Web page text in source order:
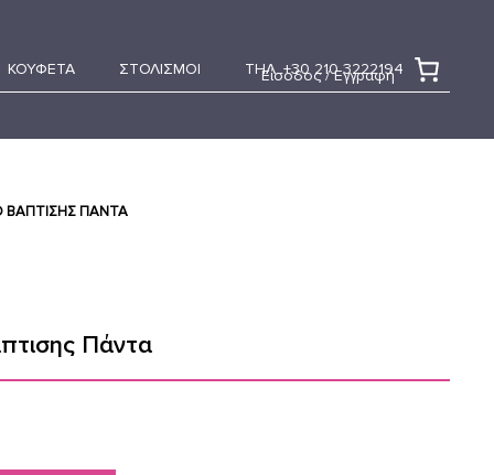
Είσοδος / Εγγραφή
ΚΟΥΦΕΤΑ ΣΤΟΛΙΣΜΟΙ ΤΗΛ. +30 210 3222194
ΠΆΝΤΑ
Πάντα